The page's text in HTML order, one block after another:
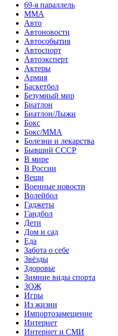
69-я параллель
MMA
Авто
Автоновости
Автособытия
Автоспорт
Автоэксперт
Актеры
Армия
Баскетбол
Безумный мир
Биатлон
Биатлон/Лыжи
Бокс
Бокс/MMA
Болезни и лекарства
Бывший СССР
В мире
В России
Вещи
Военные новости
Волейбол
Гаджеты
Гандбол
Дети
Дом и сад
Еда
Забота о себе
Звёзды
Здоровье
Зимние виды спорта
ЗОЖ
Игры
Из жизни
Импортозамещение
Интернет
Интернет и СМИ